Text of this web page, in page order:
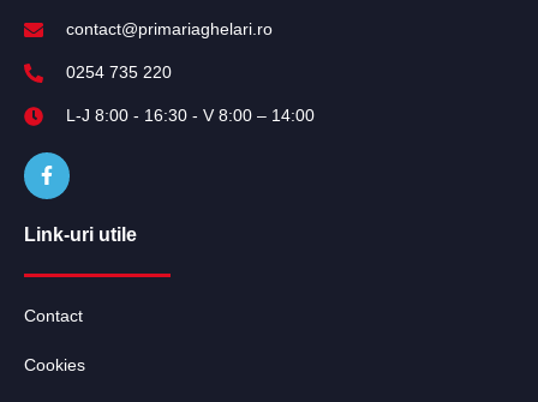
contact@primariaghelari.ro
0254 735 220
L-J 8:00 - 16:30 - V 8:00 – 14:00
Link-uri utile
Contact
Cookies